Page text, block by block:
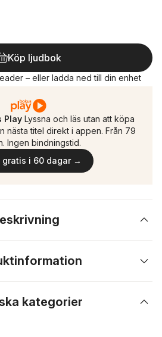
röster:
Köp ljudbok
– eller ladda ned till din enhet
Play Lyssna och läs utan att köpa
nästa titel direkt i appen. Från 79
Ingen bindningstid.
gratis i 60 dagar →
kategorier